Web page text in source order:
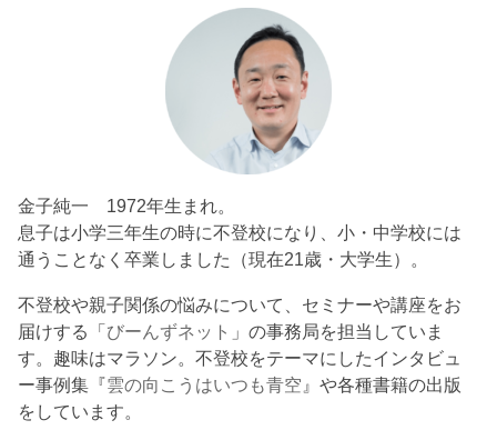
金子純一 1972年生まれ。
息子は小学三年生の時に不登校になり、小・中学校には
通うことなく卒業しました（現在21歳・大学生）。
不登校や親子関係の悩みについて、セミナーや講座をお
届けする「びーんずネット 」の事務局を担当していま
す。趣味はマラソン。不登校をテーマにしたインタビュ
ー事例集『雲の向こうはいつも青空 』や各種書籍の出版
をしています。